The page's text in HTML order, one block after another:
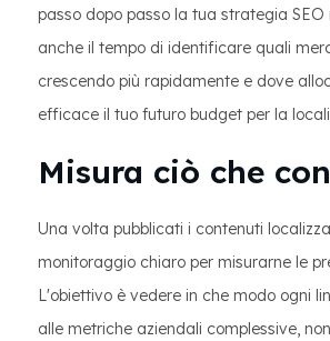
passo dopo passo la tua strategia SEO
anche il tempo di identificare quali
crescendo più rapidamente e dove
efficace il tuo futuro budget per la
Misura ciò che
Una volta pubblicati i contenuti
monitoraggio chiaro per misurarne le
L'obiettivo è vedere in che modo ogni
alle metriche aziendali complessive,